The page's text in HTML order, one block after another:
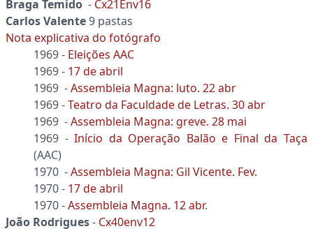
Braga Temido - Cx21Env16
Carlos Valente9 pastas
Nota explicativa do fotógrafo
1969 - Eleições AAC
1969 - 17 de abril
1969 -Assembleia Magna: luto. 22 abr
1969 -Teatro da Faculdade de Letras. 30 abr
1969 -Assembleia Magna: greve. 28 mai
1969 -Início da Operação Balão e Final da Taça
(AAC)
1970 -Assembleia Magna: Gil Vicente. Fev.
1970 - 17 de abril
1970 -Assembleia Magna. 12 abr.
João Rodrigues- Cx40env12